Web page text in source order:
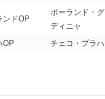
ンドOP
ポーランド・グ
ディニャ
OP チェコ・プラハ